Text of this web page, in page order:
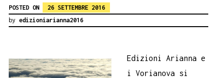
POSTED ON
26 SETTEMBRE 2016
by edizioniarianna2016
Edizioni Arianna e
i Vorianova si